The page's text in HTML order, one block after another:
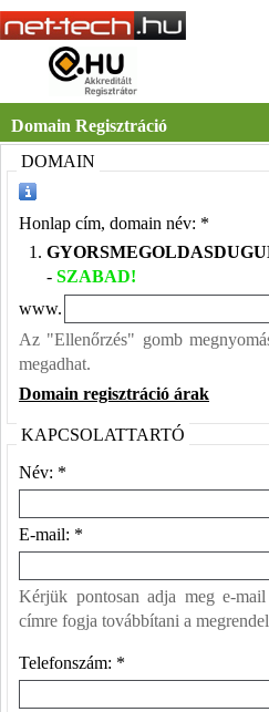
Domain Regisztráció
DOMAIN
Honlap cím, domain név: *
1.
- SZABAD!
www.
Az "Ellenőrzés" gomb
megadhat.
Domain regisztráció árak
KAPCSOLATTARTÓ
Név: *
E-mail: *
Kérjük pontosan adja meg e-
címre fogja továbbítani a
Telefonszám: *